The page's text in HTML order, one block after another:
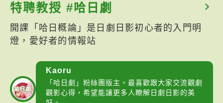
特聘教授 #哈日劇
開課「哈日概論」是日劇日影初心者的入門明
燈，愛好者的情報站
Kaoru
「哈日劇」粉絲團版主。最喜歡跟大家交流觀劇
觀影心得，希望能讓更多人瞭解日劇日影的美